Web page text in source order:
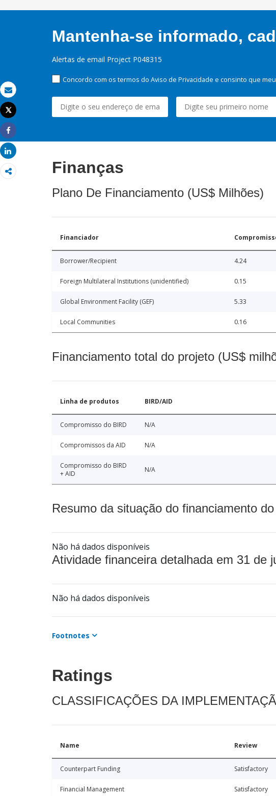
Email
Imprimir
Tweet
Share
Share
Mantenha-se informado,
Alertas de email Project P048315
Concordo com os termos do Aviso de Privacidade e consinto que
Finanças
Plano De Financiamento (US$ Milhões)
Financiador
Borrower/Recipient 4.24
Foreign Multilateral Institutions (unidentified) 0.15
Global Environment Facility (GEF) 5.33
Local Communities 0.16
Financiamento total do projeto (US$
Linha de produtos BIRD/AID
Compromisso do BIRD N/A
Compromissos da AID N/A
Compromisso do BIRD
+ AID
N/A
Resumo da situação do financiamento
Não há dados disponíveis
Atividade financeira detalhada em 31 de
Não há dados disponíveis
Footnotes
Ratings
CLASSIFICAÇÕES DA
Name Review
Counterpart Funding Satisfactory
Financial Management Satisfactory